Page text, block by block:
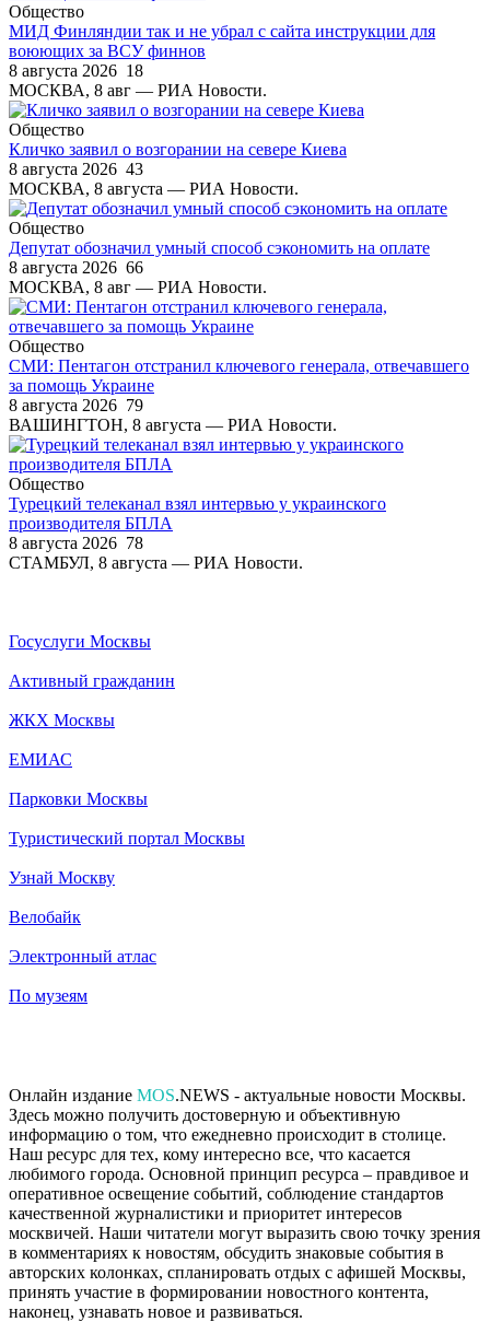
Общество
МИД Финляндии так и не убрал с сайта инструкции для
воюющих за ВСУ финнов
8 августа 2026 18
МОСКВА, 8 авг — РИА Новости.
Общество
Кличко заявил о возгорании на севере Киева
8 августа 2026 43
МОСКВА, 8 августа — РИА Новости.
Общество
Депутат обозначил умный способ сэкономить на оплате
8 августа 2026 66
МОСКВА, 8 авг — РИА Новости.
Общество
СМИ: Пентагон отстранил ключевого генерала, отвечавшего
за помощь Украине
8 августа 2026 79
ВАШИНГТОН, 8 августа — РИА Новости.
Общество
Турецкий телеканал взял интервью у украинского
производителя БПЛА
8 августа 2026 78
СТАМБУЛ, 8 августа — РИА Новости.
Госуслуги Москвы
Активный гражданин
ЖКХ Москвы
ЕМИАС
Парковки Москвы
Туристический портал Москвы
Узнай Москву
Велобайк
Электронный атлас
По музеям
Онлайн издание MOS.NEWS - актуальные новости Москвы.
Здесь можно получить достоверную и объективную
информацию о том, что ежедневно происходит в столице.
Наш ресурс для тех, кому интересно все, что касается
любимого города. Основной принцип ресурса – правдивое и
оперативное освещение событий, соблюдение стандартов
качественной журналистики и приоритет интересов
москвичей. Наши читатели могут выразить свою точку зрения
в комментариях к новостям, обсудить знаковые события в
авторских колонках, спланировать отдых с афишей Москвы,
принять участие в формировании новостного контента,
наконец, узнавать новое и развиваться.